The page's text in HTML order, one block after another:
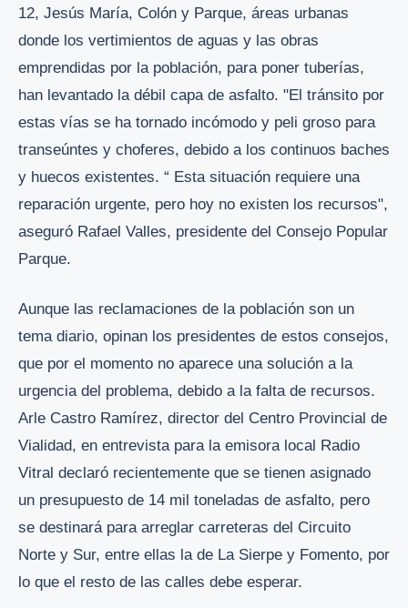
12, Jesús María, Colón y Parque, áreas urbanas
donde los vertimientos de aguas y las obras
emprendidas por la población, para poner tuberías,
han levantado la débil capa de asfalto. "El tránsito por
estas vías se ha tornado incómodo y peli groso para
transeúntes y choferes, debido a los continuos baches
y huecos existentes. “ Esta situación requiere una
reparación urgente, pero hoy no existen los recursos",
aseguró Rafael Valles, presidente del Consejo Popular
Parque.
Aunque las reclamaciones de la población son un
tema diario, opinan los presidentes de estos consejos,
que por el momento no aparece una solución a la
urgencia del problema, debido a la falta de recursos.
Arle Castro Ramírez, director del Centro Provincial de
Vialidad, en entrevista para la emisora local Radio
Vitral declaró recientemente que se tienen asignado
un presupuesto de 14 mil toneladas de asfalto, pero
se destinará para arreglar carreteras del Circuito
Norte y Sur, entre ellas la de La Sierpe y Fomento, por
lo que el resto de las calles debe esperar.